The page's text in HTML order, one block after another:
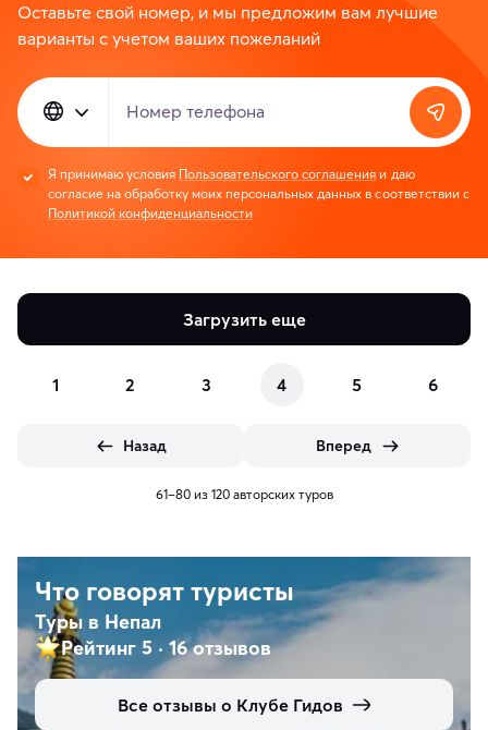
Оставьте свой номер, и мы предложим вам лучшие
варианты с учетом ваших пожеланий
Номер телефона
Я принимаю условия Пользовательского соглашения и даю
согласие на обработку моих персональных данных в соответствии с
Политикой конфиденциальности
Загрузить еще
1 2 3 4 5 6
Назад Вперед
61–80 из 120 авторских туров
Что говорят туристы
Туры в Непал
Рейтинг 5 ·16 отзывов
Все отзывы о Клубе Гидов